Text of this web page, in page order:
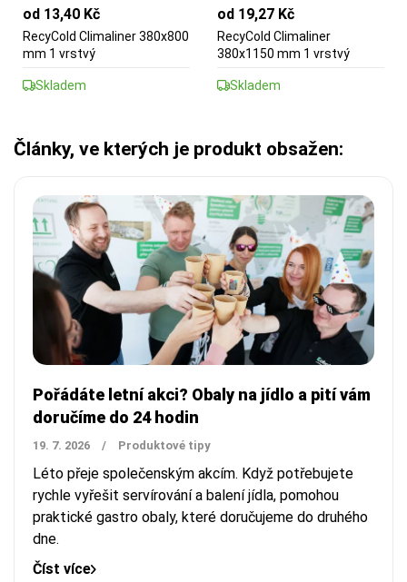
od 13,40 Kč
RecyCold Climaliner 380x800
mm 1 vrstvý
Skladem
od 19,27 Kč
RecyCold Climaliner
380x1150 mm 1 vrstvý
Skladem
Články, ve kterých je produkt obsažen:
Pořádáte letní akci? Obaly na jídlo a pití vám
doručíme do 24 hodin
19. 7. 2026 / Produktové tipy
Léto přeje společenským akcím. Když potřebujete
rychle vyřešit servírování a balení jídla, pomohou
praktické gastro obaly, které doručujeme do druhého
dne.
Číst více